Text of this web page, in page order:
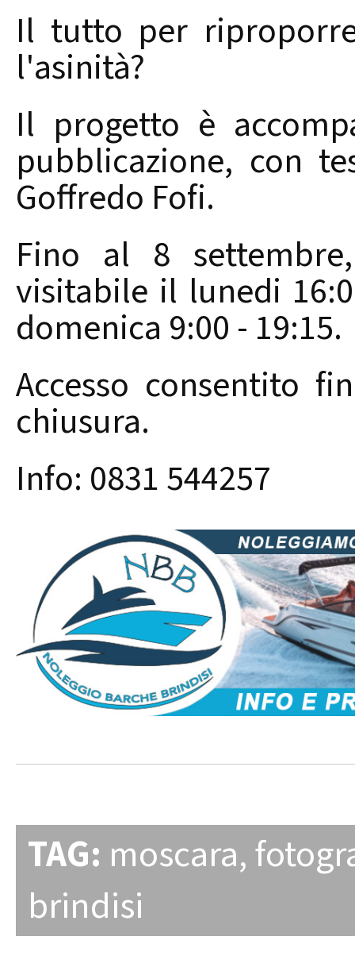
Il tutto per
l'asinità?
Il progetto è
pubblicazione, con
Goffredo Fofi.
Fino al 8
visitabile il lunedi
domenica 9:00 - 19:15.
Accesso consentito
chiusura.
Info: 0831 544257
TAG: moscara,
brindisi